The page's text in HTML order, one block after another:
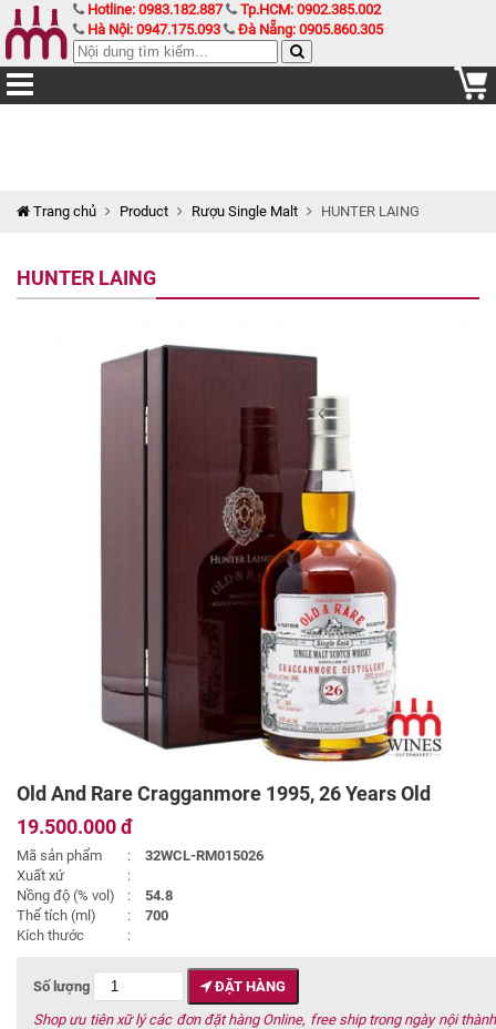
Hotline: 0983.182.887
Tp.HCM: 0902.385.002
Hà Nội: 0947.175.093
Đà Nẵng: 0905.860.305
Trang chủ Product Rượu Single Malt HUNTER LAING
HUNTER LAING
Old And Rare Cragganmore 1995, 26 Years Old
19.500.000 đ
Mã sản phẩm :
32WCL-RM015026
Xuất xứ
:
Nồng độ (% vol)
:
54.8
Thể tích (ml)
:
700
Kích thước
:
Số lượng
ĐẶT HÀNG
Shop ưu tiên xữ lý các đơn đặt hàng Online, free ship trong ngày nội thành